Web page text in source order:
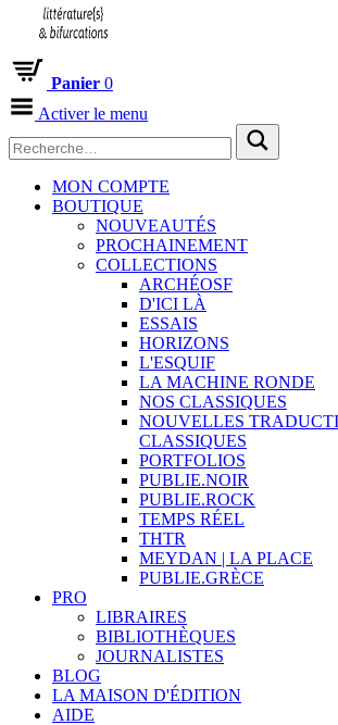
Panier 0
Activer le menu
MON COMPTE
BOUTIQUE
NOUVEAUTÉS
PROCHAINEMENT
COLLECTIONS
ARCHÉOSF
D'ICI LÀ
ESSAIS
HORIZONS
L'ESQUIF
LA MACHINE RONDE
NOS CLASSIQUES
NOUVELLES
CLASSIQUES
PORTFOLIOS
PUBLIE.NOIR
PUBLIE.ROCK
TEMPS RÉEL
THTR
MEYDAN | LA PLACE
PUBLIE.GRÈCE
PRO
LIBRAIRES
BIBLIOTHÈQUES
JOURNALISTES
BLOG
LA MAISON D'ÉDITION
AIDE